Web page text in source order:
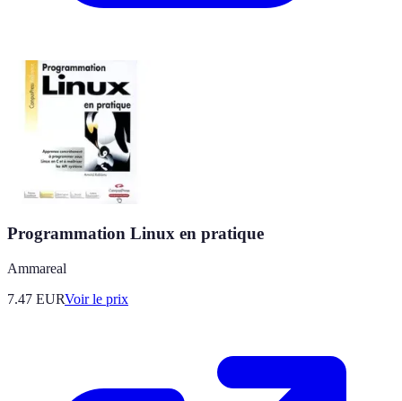
Programmation Linux en pratique
Ammareal
7.47 EURVoir le prix